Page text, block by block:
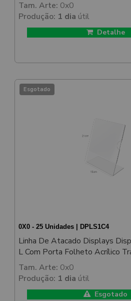
Tam. Arte: 0x0
Produção: 1 dia útil
Detalhe
Esgotado
0X0 - 25 Unidades | DPLS1C4
Linha De Atacado Displays
L Com Porta Folheto Acrílico Transparente 2mm
150x210mm
Tam. Arte: 0x0
Produção: 1 dia útil
Esgotado